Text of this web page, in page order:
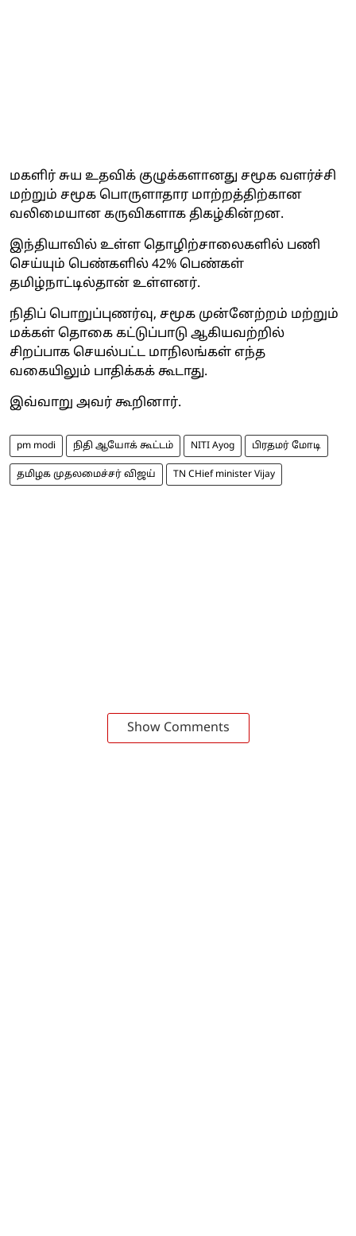
மகளிர் சுய உதவிக் குழுக்களானது சமூக வளர்ச்சி
மற்றும் சமூக பொருளாதார மாற்றத்திற்கான
வலிமையான கருவிகளாக திகழ்கின்றன.
இந்தியாவில் உள்ள தொழிற்சாலைகளில் பணி
செய்யும் பெண்களில் 42% பெண்கள்
தமிழ்நாட்டில்தான் உள்ளனர்.
நிதிப் பொறுப்புணர்வு, சமூக முன்னேற்றம் மற்றும்
மக்கள் தொகை கட்டுப்பாடு ஆகியவற்றில்
சிறப்பாக செயல்பட்ட மாநிலங்கள் எந்த
வகையிலும் பாதிக்கக் கூடாது.
இவ்வாறு அவர் கூறினார்.
pm modi நிதி ஆயோக் கூட்டம் NITI Ayog பிரதமர் மோடி
தமிழக முதலமைச்சர் விஜய் TN CHief minister Vijay
Show Comments